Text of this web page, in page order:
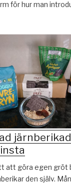
för hur man
att göra egen gröt
den själv.